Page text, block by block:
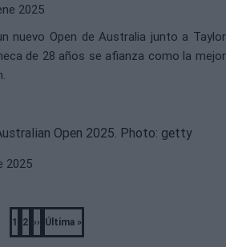
2025
nuevo Open de Australia junto a Taylor
de 28 años se afianza como la mejor
2025
Página
1
Página
2
Next
››
Last
Última »